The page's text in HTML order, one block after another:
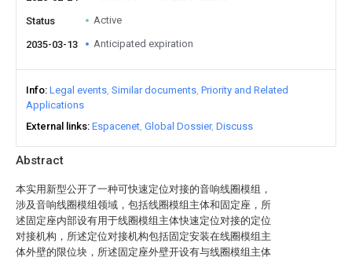
Abstract
本实用新型公开了一种可快速定位对接的音响线圈模组，
涉及音响线圈模组领域，包括线圈模组主体和固定座，所
述固定座内部设有用于线圈模组主体快速定位对接的定位
对接机构，所述定位对接机构包括固定安装在线圈模组主
体外壁的限位块，所述固定座外壁开设有与线圈模组主体
Status Active
2035-03-13 Anticipated expiration
Info Legal events Similar documents Priority and Related
Applications
External links Espacenet Global Dossier Discuss